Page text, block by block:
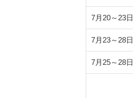
7月20～23日
7月23～28日
7月25～28日